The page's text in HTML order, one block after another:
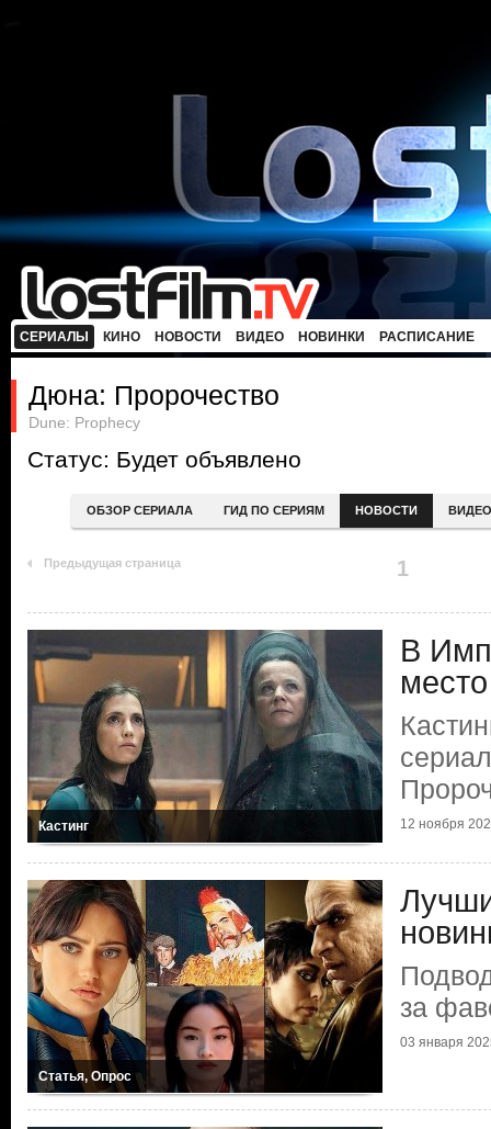
СЕРИАЛЫ КИНО НОВОСТИ ВИДЕО НОВИНКИ РАСПИСАНИЕ
Дюна: Пророчество
Dune: Prophecy
Статус: Будет объявлено
ОБЗОР СЕРИАЛА ГИД ПО СЕРИЯМ НОВОСТИ ВИДЕО
Предыдущая страница 1
Кастинг
В
12 ноября
Статья, Опрос
за
03 января